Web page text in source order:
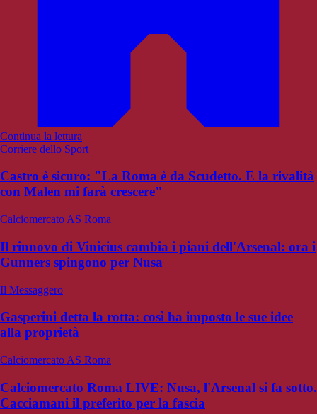
Continua la lettura
Corriere dello Sport
Castro è sicuro: "La Roma è da Scudetto. E la rivalità
con Malen mi farà crescere"
Calciomercato AS Roma
Il rinnovo di Vinicius cambia i piani dell'Arsenal: ora i
Gunners spingono per Nusa
Il Messaggero
Gasperini detta la rotta: così ha imposto le sue idee
alla proprietà
Calciomercato AS Roma
Calciomercato Roma LIVE: Nusa, l'Arsenal si fa sotto.
Cacciamani il preferito per la fascia